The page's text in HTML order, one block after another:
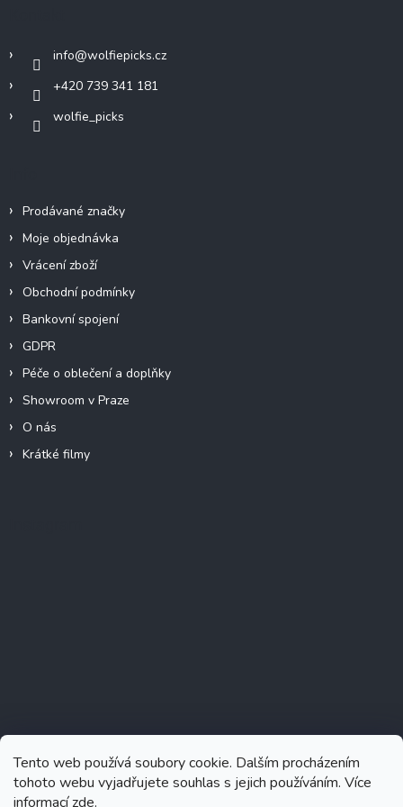
Tento web používá soubory cookie. Dalším procházením
tohoto webu vyjadřujete souhlas s jejich používáním. Více
informacízde.
info@wolfiepicks.cz
+420 739 341 181
wolfie_picks
Prodávané značky
Moje objednávka
Vrácení zboží
Obchodní podmínky
Bankovní spojení
GDPR
Péče o oblečení a doplňky
Showroom v Praze
O nás
Krátké filmy